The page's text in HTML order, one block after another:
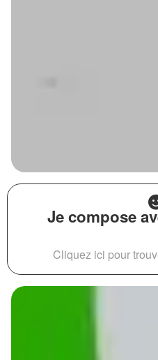
Je compose
Cliquez ici pour